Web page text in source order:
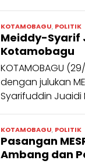
KOTAMOBAGU, POLITIK
Meiddy-Syarif
Kotamobagu
KOTAMOBAGU
dengan julukan
Syarifuddin Juaidi
KOTAMOBAGU, POLITIK
Pasangan
Ambang dan